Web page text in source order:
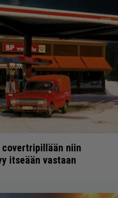
niin
itseään vastaan